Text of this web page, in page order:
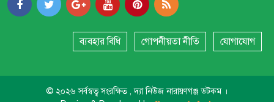
ইসলামী ছাত্র আন্দোলনের আলোকচিত্র
প্রদর্শনী
প্রি-পেইড মিটার বাতিল সহ ৫ দফা দাবী
ব্যবহার বিধি গোপনীয়তা নীতি যোগাযোগ
© ২০২৬ সর্বস্বত্ব সংরক্ষিত , দ্যা নিউজ নারায়ণগঞ্জ ডটকম ।